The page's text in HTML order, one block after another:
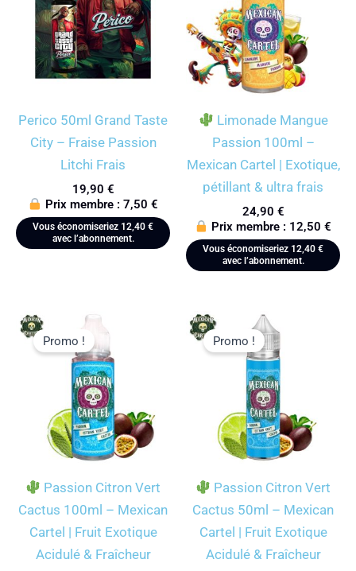
Perico 50ml Grand Taste
City – Fraise Passion
Litchi Frais
19,90 €
Prix membre : 7,50 €
Vous économiseriez 12,40 €
avec l’abonnement.
Limonade Mangue
Passion 100ml –
Mexican Cartel | Exotique,
pétillant & ultra frais
24,90 €
Prix membre : 12,50€
Vous économiseriez 12,40 €
avec l’abonnement.
Promo !
Passion Citron Vert
Cactus 100ml – Mexican
Cartel | Fruit Exotique
Acidulé & Fraîcheur
Promo !
Passion Citron Vert
Cactus 50ml – Mexican
Cartel | Fruit Exotique
Acidulé & Fraîcheur